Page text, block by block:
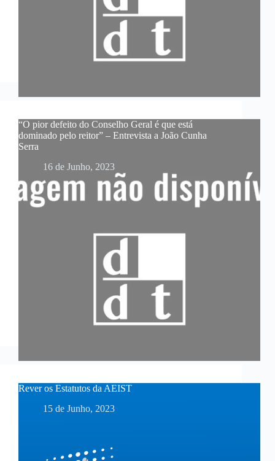
“O pior defeito do Conselho Geral é que está
dominado pelo reitor” – Entrevista a João Cunha
Serra
16 de Junho, 2023
Rever os Estatutos da AEIST
15 de Junho, 2023